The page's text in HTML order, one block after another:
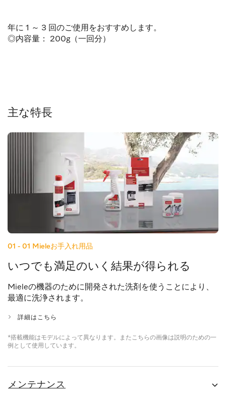
年に 1 ～ 3 回のご使用をおすすめします。
◎内容量： 200g（一回分）
主な特長
01 - 01 Mieleお手入れ用品
いつでも満足のいく結果が得られる
Mieleの機器のために開発された洗剤を使うことにより、
最適に洗浄されます。
詳細はこちら
*搭載機能はモデルによって異なります。またこちらの画像は説明のための一
例として使用しています。
メンテナンス